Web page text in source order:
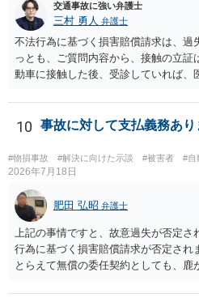
交通事故に強い弁護士
三村 勇人 弁護士
不法行為に基づく損害賠償請求は、過
っとも、ご質問内容から、接触の立証
動車に接触した後、受診していれば、
士にご相談ください。
10 事故に対して支払義務あり
#物損事故 #解決に向けた示談 #被害者 #自
2026年7月18日
肥田 弘昭 弁護士
上記の事情ですと、故意過失が否定
行為に基づく損害賠償請求が否定され
とらえて無償の委任契約としても、
償請求も成立しない可能性があります